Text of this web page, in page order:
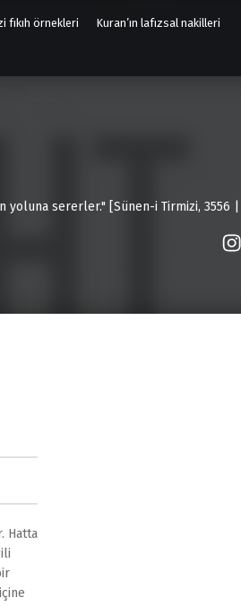
fıkıh örnekleri Kuran’ın lafızsal nakilleri
sererler." [Sünen-i Tirmizi, 3556 |
Hatta